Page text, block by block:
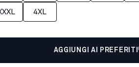
4XL
AGGIUNGI AI PREFERITI